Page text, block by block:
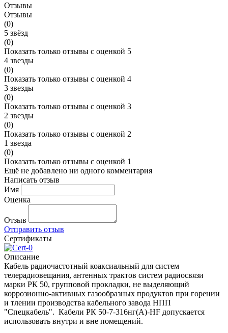
Отзывы
Отзывы
(0)
5 звёзд
(0)
Показать только отзывы с оценкой 5
4 звезды
(0)
Показать только отзывы с оценкой 4
3 звезды
(0)
Показать только отзывы с оценкой 3
2 звезды
(0)
Показать только отзывы с оценкой 2
1 звезда
(0)
Показать только отзывы с оценкой 1
Ещё не добавлено ни одного комментария
Написать отзыв
Имя
Оценка
Отзыв
Отправить отзыв
Сертификаты
Описание
Кабель радиочастотный коаксиальный для систем
телерадиовещания, антенных трактов систем радиосвязи
марки РК 50, групповой прокладки, не выделяющий
коррозионно-активных газообразных продуктов при горении
и тлении производства кабельного завода НПП
"Спецкабель". Кабели РК 50-7-316нг(A)-HF допускается
использовать внутри и вне помещений.